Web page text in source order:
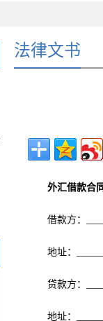
法律文书
外汇借款合
借款方：
地址：
贷款方：
地址：